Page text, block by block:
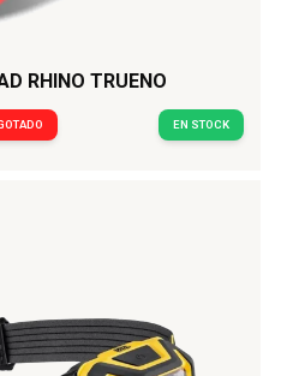
RHINO TRUENO
EN STOCK